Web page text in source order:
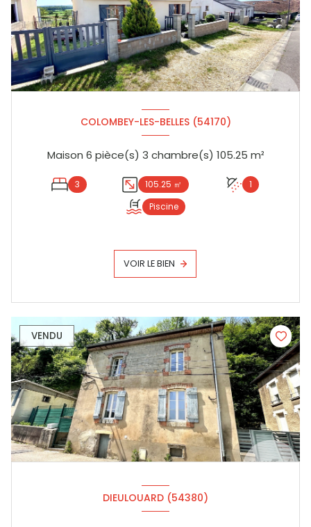
COLOMBEY-LES-BELLES (54170)
Maison 6 pièce(s) 3 chambre(s) 105.25 m²
3 105.25 ㎡
1
Piscine
VOIR LE BIEN
VENDU
DIEULOUARD (54380)